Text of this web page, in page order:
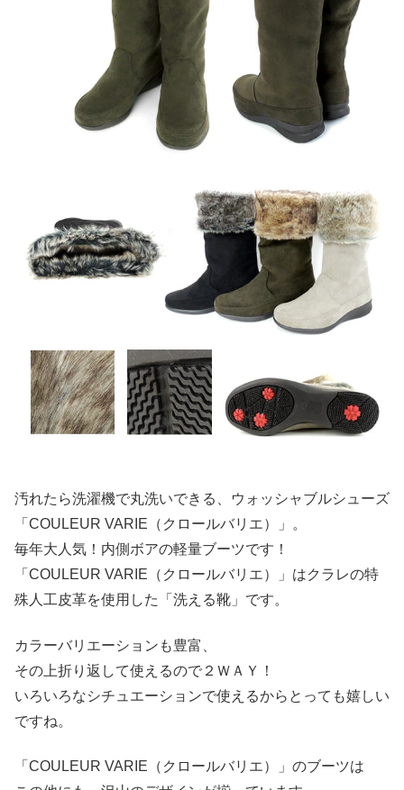
汚れたら洗濯機で丸洗いできる、ウォッシャブルシューズ
「COULEUR VARIE（クロールバリエ）」。
毎年大人気！内側ボアの軽量ブーツです！
「COULEUR VARIE（クロールバリエ）」はクラレの特
殊人工皮革を使用した「洗える靴」です。
カラーバリエーションも豊富、
その上折り返して使えるので２ＷＡＹ！
いろいろなシチュエーションで使えるからとっても嬉しい
ですね。
「COULEUR VARIE（クロールバリエ）」のブーツは